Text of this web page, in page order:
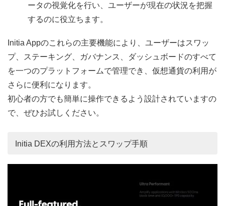
ータの視覚化を行い、ユーザーが現在の状況を把握
するのに役立ちます。
Initia Appのこれらの主要機能により、ユーザーはスワッ
プ、ステーキング、ガバナンス、ダッシュボードのすべて
を一つのプラットフォームで管理でき、仮想通貨の利用が
さらに便利になります。
初心者の方でも簡単に操作できるよう設計されていますの
で、ぜひお試しください。
Initia DEXの利用方法とスワップ手順